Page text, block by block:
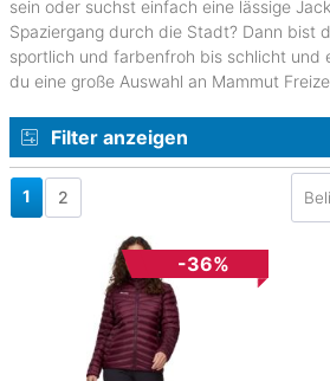
sein oder suchst einfach eine lässige
Spaziergang durch die Stadt? Dann bist
sportlich und farbenfroh bis schlicht und
du eine große Auswahl an Mammut
Filter anzeigen
1 2
-36%